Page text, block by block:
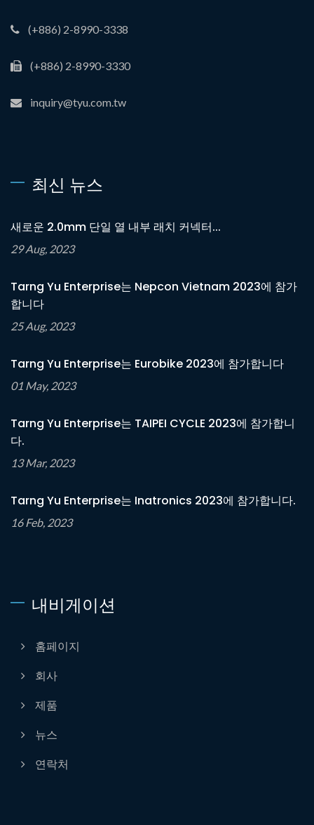
(+886) 2-8990-3338
(+886) 2-8990-3330
inquiry@tyu.com.tw
최신 뉴스
새로운 2.0mm 단일 열 내부 래치 커넥터...
29 Aug, 2023
Tarng Yu Enterprise는 Nepcon Vietnam 2023에 참가
합니다
25 Aug, 2023
Tarng Yu Enterprise는 Eurobike 2023에 참가합니다
01 May, 2023
Tarng Yu Enterprise는 TAIPEI CYCLE 2023에 참가합니
다.
13 Mar, 2023
Tarng Yu Enterprise는 Inatronics 2023에 참가합니다.
16 Feb, 2023
내비게이션
홈페이지
회사
제품
뉴스
연락처